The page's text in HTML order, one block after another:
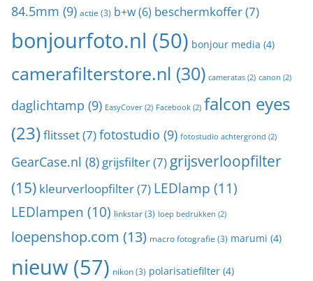
84.5mm (9) actie (3) b+w(6) beschermkoffer(7)
bonjourfoto.nl (50) bonjour media (4)
camerafilterstore.nl (30) cameratas (2) canon (2)
daglichtamp (9) EasyCover (2) Facebook (2) falcon eyes
(23)flitsset(7)fotostudio (9) fotostudio achtergrond (2)
GearCase.nl (8) grijsfilter(7) grijsverloopfilter
(15) kleurverloopfilter(7) LEDlamp (11)
LEDlampen (10) linkstar(3) loep bedrukken (2)
loepenshop.com (13) macro fotografie (3) marumi (4)
nieuw (57) nikon(3) polarisatiefilter (4)